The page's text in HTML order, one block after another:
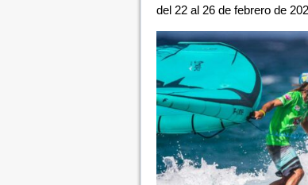
del 22 al 26 de febrero de